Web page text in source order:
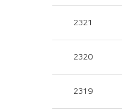
2321
2320
2319